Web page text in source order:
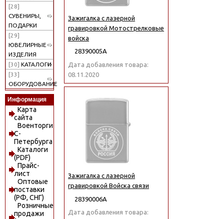
[28]
СУВЕНИРЫ,
ПОДАРКИ
[29]
ЮВЕЛИРНЫЕ
ИЗДЕЛИЯ
[30] КАТАЛОГИ
[33]
ОБОРУДОВАНИЕ
Информация
Карта
сайта
Военторги
С-
Петербурга
Каталоги
(PDF)
Прайс-
лист
Оптовые
поставки
(РФ, СНГ)
Розничные
продажи
Зажигалка с лазерной
гравировкой Мотострелковые
войска
28390005А
Дата добавления товара:
08.11.2020
Зажигалка с лазерной
гравировкой Войска связи
28390006А
Дата добавления товара: